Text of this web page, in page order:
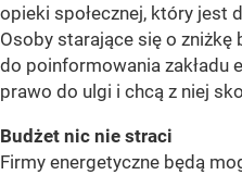
opieki społecznej, który jest
Osoby starające się o zniżkę
do poinformowania zakładu
prawo do ulgi i chcą z niej
Budżet nic nie straci
Firmy energetyczne będą